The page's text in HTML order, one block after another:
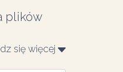
plików
się więcej